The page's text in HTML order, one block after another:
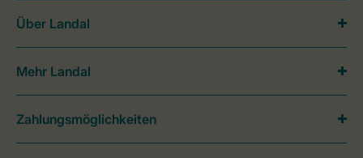
Über Landal
Mehr Landal
Zahlungsmöglichkeiten